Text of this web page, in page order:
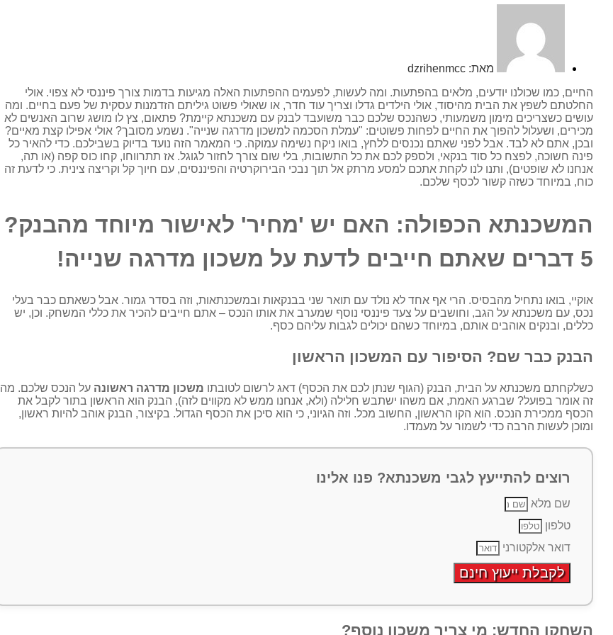
מאת: dzrihenmcc
החיים, כמו שכולנו יודעים, מלאים בהפתעות. ומה לעשות, לפעמים ההפתעות האלה מגיעות בדמות צורך פיננסי לא צפוי. אולי
החלטתם לשפץ את הבית מהיסוד, אולי הילדים גדלו וצריך עוד חדר, או שאולי פשוט גיליתם הזדמנות עסקית של פעם בחיים. ומה
עושים כשצריכים מימון משמעותי, כשהנכס שלכם כבר משועבד לבנק עם משכנתא קיימת? פתאום, צץ לו מושג שרוב האנשים לא
מכירים, ושעלול להפוך את החיים לפחות פשוטים: "עמלת הסכמה למשכון מדרגה שנייה". נשמע מסובך? אולי אפילו קצת מאיים?
ובכן, אתם לא לבד. אבל לפני שאתם נכנסים ללחץ, בואו ניקח נשימה עמוקה. כי המאמר הזה נועד בדיוק בשבילכם. כדי להאיר כל
פינה חשוכה, לפצח כל סוד בנקאי, ולספק לכם את כל התשובות, בלי שום צורך לחזור לגוגל. אז תתרווחו, קחו כוס קפה (או תה,
אנחנו לא שופטים), ותנו לנו לקחת אתכם למסע מרתק אל תוך נבכי הבירוקרטיה והפיננסים, עם חיוך קל וקריצה צינית. כי לדעת זה
כוח, במיוחד כשזה קשור לכסף שלכם.
המשכנתא הכפולה: האם יש 'מחיר' לאישור מיוחד מהבנק?
5 דברים שאתם חייבים לדעת על משכון מדרגה שנייה!
אוקיי, בואו נתחיל מהבסיס. הרי אף אחד לא נולד עם תואר שני בבנקאות ובמשכנתאות, וזה בסדר גמור. אבל כשאתם כבר בעלי
נכס, עם משכנתא על הגב, וחושבים על צעד פיננסי נוסף שמערב את אותו הנכס – אתם חייבים להכיר את כללי המשחק. וכן, יש
כללים, ובנקים אוהבים אותם, במיוחד כשהם יכולים לגבות עליהם כסף.
הבנק כבר שם? הסיפור עם המשכון הראשון
כשלקחתם משכנתא על הבית, הבנק (הגוף שנתן לכם את הכסף) דאג לרשום לטובתו משכון מדרגה ראשונה על הנכס שלכם. מה
זה אומר בפועל? שברגע האמת, אם משהו ישתבש חלילה (ולא, אנחנו ממש לא מקווים לזה), הבנק הוא הראשון בתור לקבל את
הכסף ממכירת הנכס. הוא הקו הראשון, החשוב מכל. וזה הגיוני, כי הוא סיכן את הכסף הגדול. בקיצור, הבנק אוהב להיות ראשון,
ומוכן לעשות הרבה כדי לשמור על מעמדו.
רוצים להתייעץ לגבי משכנתא? פנו אלינו
שם מלא
טלפון
דואר אלקטורני
לקבלת ייעוץ חינם
השחקן החדש: מי צריך משכון נוסף?